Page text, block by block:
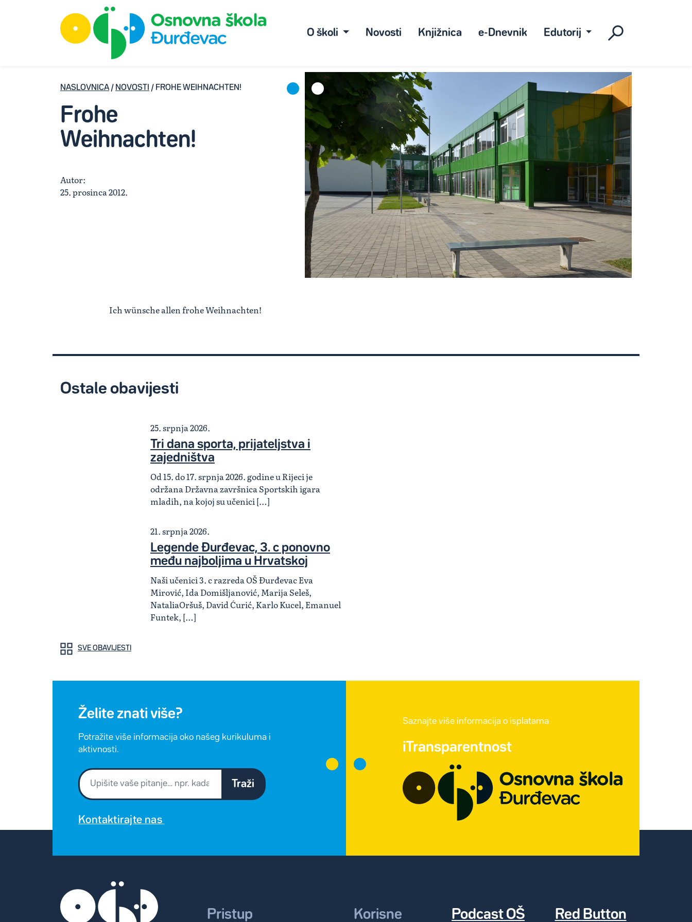
O školi Novosti Knjižnica e-Dnevnik Edutorij
NASLOVNICA / NOVOSTI / FROHE WEIHNACHTEN!
Frohe
Weihnachten!
Autor:
25. prosinca 2012.
Ich wünsche allen frohe Weihnachten!
Ostale obavijesti
25. srpnja 2026.
Tri dana sporta, prijateljstva i
zajedništva
Od 15. do 17. srpnja 2026. godine u Rijeci je
održana Državna završnica Sportskih igara
mladih, na kojoj su učenici […]
21. srpnja 2026.
Legende Đurđevac, 3. c ponovno
među najboljima u Hrvatskoj
Naši učenici 3. c razreda OŠ Đurđevac Eva
Mirović, Ida Domišljanović, Marija Seleš,
NataliaOršuš, David Ćurić, Karlo Kucel, Emanuel
Funtek, […]
SVE OBAVIJESTI
Želite znati više?
Potražite više informacija oko našeg kurikuluma i
aktivnosti.
Traži
Kontaktirajte nas
Saznajte više informacija o isplatama
iTransparentnost
Pristup Korisne Podcast OŠ Red Button